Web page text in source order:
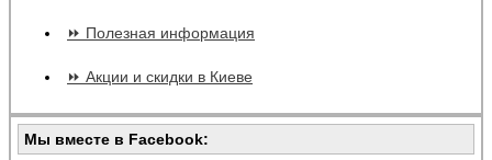
⏩ Полезная информация
⏩ Акции и скидки в Киеве
Мы вместе в Facebook: